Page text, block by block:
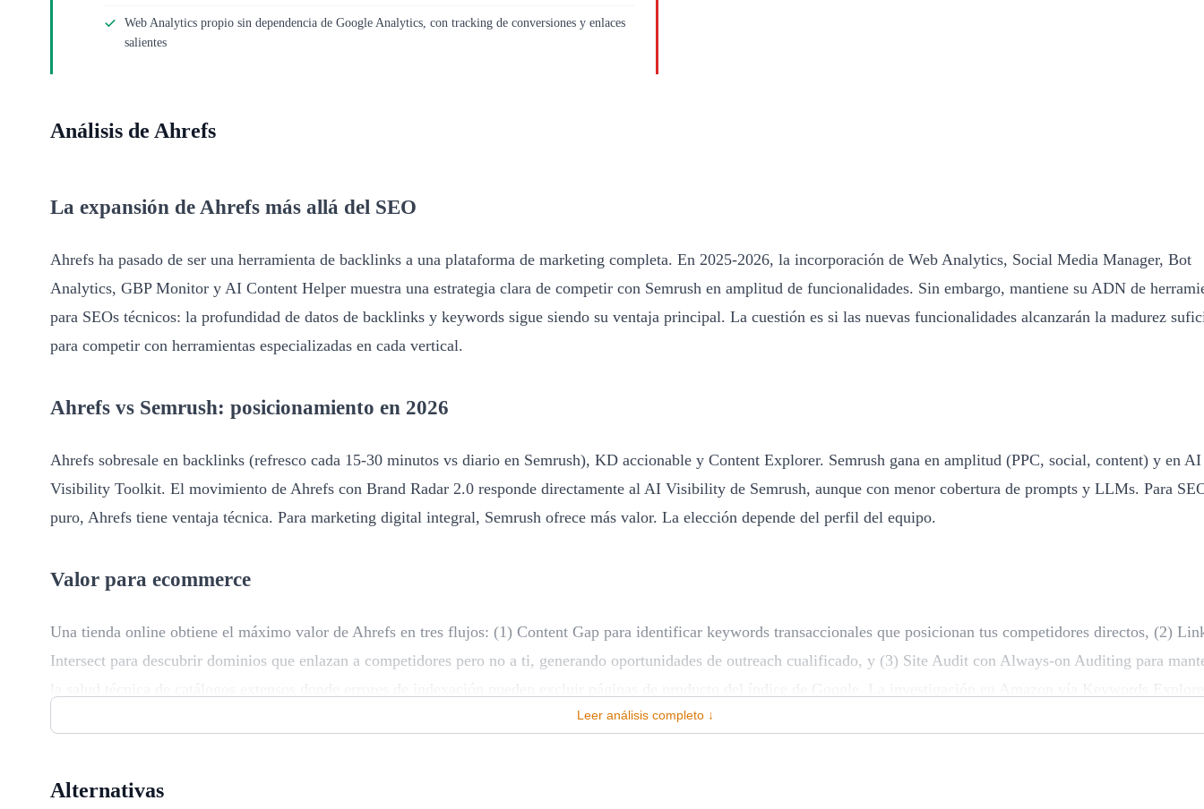
Web Analytics propio sin dependencia de Google Analytics, con tracking de conversiones y enlaces
salientes
Análisis de Ahrefs
La expansión de Ahrefs más allá del SEO
Ahrefs ha pasado de ser una herramienta de backlinks a una plataforma de marketing completa. En 2025-2026, la incorporación de Web Analytics, Social Media Manager, Bot
Analytics, GBP Monitor y AI Content Helper muestra una estrategia clara de competir con Semrush en amplitud de funcionalidades. Sin embargo, mantiene su ADN de
para SEOs técnicos: la profundidad de datos de backlinks y keywords sigue siendo su ventaja principal. La cuestión es si las nuevas funcionalidades alcanzarán la madurez
para competir con herramientas especializadas en cada vertical.
Ahrefs vs Semrush: posicionamiento en 2026
Ahrefs sobresale en backlinks (refresco cada 15-30 minutos vs diario en Semrush), KD accionable y Content Explorer. Semrush gana en amplitud (PPC, social, content) y en AI
Visibility Toolkit. El movimiento de Ahrefs con Brand Radar 2.0 responde directamente al AI Visibility de Semrush, aunque con menor cobertura de prompts y LLMs. Para
puro, Ahrefs tiene ventaja técnica. Para marketing digital integral, Semrush ofrece más valor. La elección depende del perfil del equipo.
Valor para ecommerce
Una tienda online obtiene el máximo valor de Ahrefs en tres flujos: (1) Content Gap para identificar keywords transaccionales que posicionan tus competidores directos, (2)
Intersect para descubrir dominios que enlazan a competidores pero no a ti, generando oportunidades de outreach cualificado, y (3) Site Audit con Always-on Auditing para
la salud técnica de catálogos extensos donde errores de indexación pueden excluir páginas de producto del índice de Google. La investigación en Amazon vía Keywords
Qué es Ahrefs
Leer análisis completo ↓
Alternativas